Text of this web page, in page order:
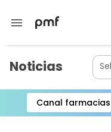
menu
Noticias
Canal farmacias
Item